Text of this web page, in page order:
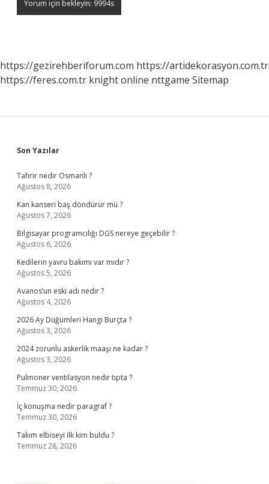
https://gezirehberiforum.com https://artidekorasyon.com.tr
https://feres.com.tr knight online nttgame Sitemap
Sidebar
Son Yazılar
Tahrir nedir Osmanlı ?
Ağustos 8, 2026
Kan kanseri baş döndürür mü ?
Ağustos 7, 2026
Bilgisayar programcılığı DGS nereye geçebilir ?
Ağustos 6, 2026
Kedilerin yavru bakımı var mıdır ?
Ağustos 5, 2026
Avanos’un eski adı nedir ?
Ağustos 4, 2026
2026 Ay Düğümleri Hangi Burçta ?
Ağustos 3, 2026
2024 zorunlu askerlik maaşı ne kadar ?
Ağustos 3, 2026
Pulmoner ventilasyon nedir tıpta ?
Temmuz 30, 2026
İç konuşma nedir paragraf ?
Temmuz 30, 2026
Takım elbiseyi ilk kim buldu ?
Temmuz 28, 2026